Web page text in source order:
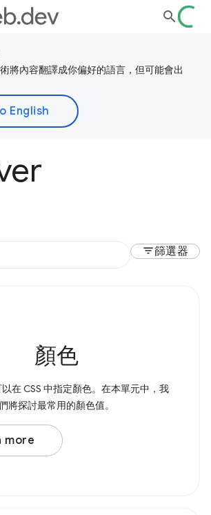
將內容翻譯成你偏好的語言，但可能會出
filter_list篩選器
顏色
在 CSS 中指定顏色。在本單元中，我
將探討最常用的顏色值。
more